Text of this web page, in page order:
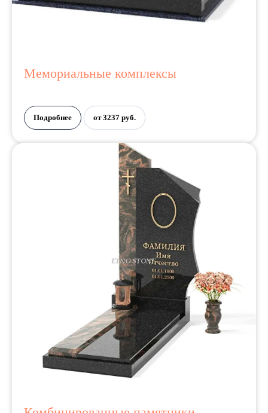
Мемориальные комплексы
Подробнее от 3237 руб.